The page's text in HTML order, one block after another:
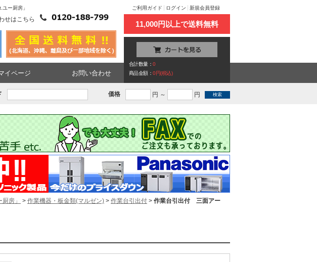
ー厨房」
せはこちら
ご利用ガイド ログイン 新規会員登録
11,000円以上で送料無料
合計数量：0
商品金額：0円(税込)
イページ お問い合わせ
価格 円 ～ 円
房」 > 作業機器・板金類(マルゼン) > 作業台引出付 > 作業台引出付 三面アー